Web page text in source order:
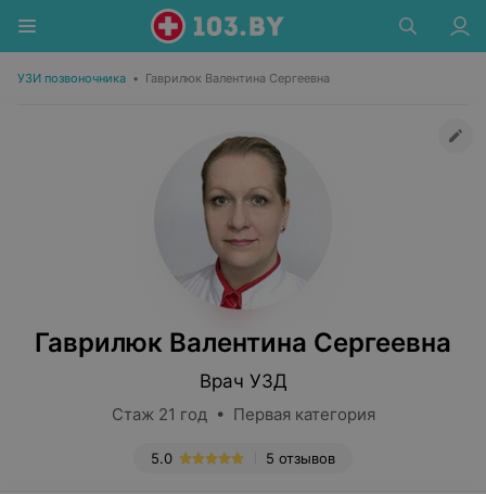
УЗИ позвоночника • Гаврилюк Валентина Сергеевна
Гаврилюк Валентина Сергеевна
Врач УЗД
Стаж 21 год • Первая категория
5 отзывов
5.0